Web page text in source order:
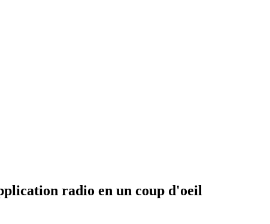
radio en un coup d'oeil